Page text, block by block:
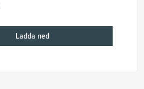
Ladda ned